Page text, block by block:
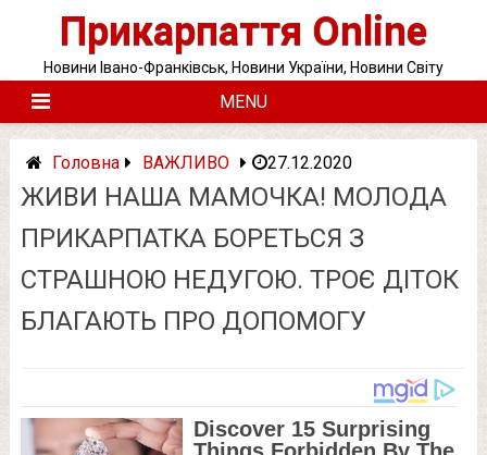
Прикарпаття Online
Новини Івано-Франківськ, Новини України, Новини Світу
MENU
Головна ВАЖЛИВО 27.12.2020
ЖИВИ НАША МАМОЧКА! МОЛОДА
ПРИКАРПАТКА БОРЕТЬСЯ З
СТРАШНОЮ НЕДУГОЮ. ТРОЄ ДІТОК
БЛАГАЮТЬ ПРО ДОПОМОГУ